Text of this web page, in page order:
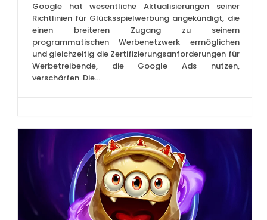
Google hat wesentliche Aktualisierungen seiner
Richtlinien für Glücksspielwerbung angekündigt, die
einen breiteren Zugang zu seinem
programmatischen Werbenetzwerk ermöglichen
und gleichzeitig die Zertifizierungsanforderungen für
Werbetreibende, die Google Ads nutzen,
verschärfen. Die...